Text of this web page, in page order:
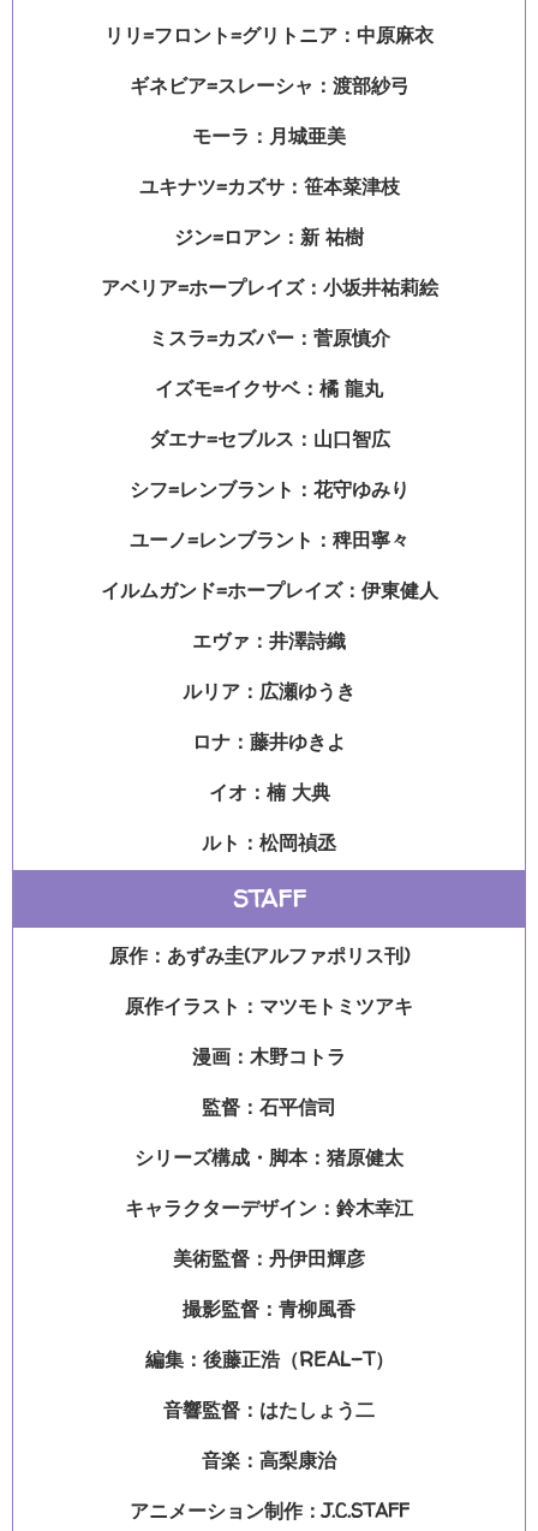
リリ=フロント=グリトニア：中原麻衣
ギネビア=スレーシャ：渡部紗弓
モーラ：月城亜美
ユキナツ=カズサ：笹本菜津枝
ジン=ロアン：新 祐樹
アベリア=ホープレイズ：小坂井祐莉絵
ミスラ=カズパー：菅原慎介
イズモ=イクサベ：橘 龍丸
ダエナ=セブルス：山口智広
シフ=レンブラント：花守ゆみり
ユーノ=レンブラント：稗田寧々
イルムガンド=ホープレイズ：伊東健人
エヴァ：井澤詩織
ルリア：広瀬ゆうき
ロナ：藤井ゆきよ
イオ：楠 大典
ルト：松岡禎丞
STAFF
原作：あずみ圭(アルファポリス刊)
原作イラスト：マツモトミツアキ
漫画：木野コトラ
監督：石平信司
シリーズ構成・脚本：猪原健太
キャラクターデザイン：鈴木幸江
美術監督：丹伊田輝彦
撮影監督：青柳風香
編集：後藤正浩（REAL-T）
音響監督：はたしょう二
音楽：高梨康治
アニメーション制作：J.C.STAFF